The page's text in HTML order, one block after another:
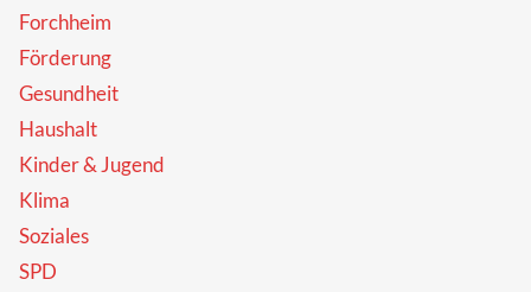
Forchheim
Förderung
Gesundheit
Haushalt
Kinder & Jugend
Klima
Soziales
SPD